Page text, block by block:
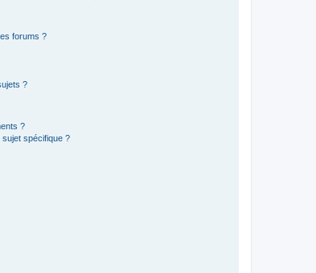
forums ?
?
?
sujet spécifique ?